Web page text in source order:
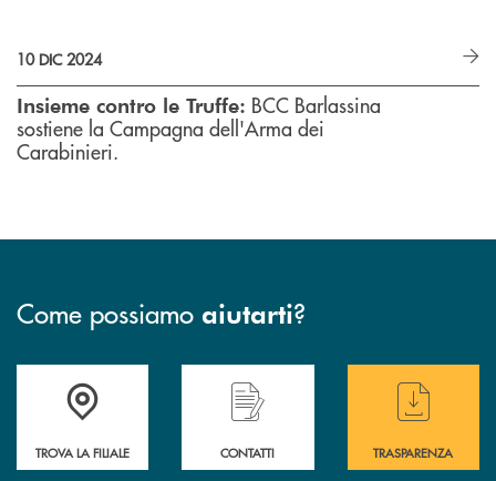
10 DIC 2024
Insieme contro le Truffe: BCC Barlassina
sostiene la Campagna dell'Arma dei
Carabinieri.
Come possiamo aiutarti?
Accedi all' elenco completo delle filiali di BCC Barlassina.
TROVA LA FILIALE
Hai bisogno di assistenza immediata ?
CONTATTI
Hai bisogno di
TRASPARENZA